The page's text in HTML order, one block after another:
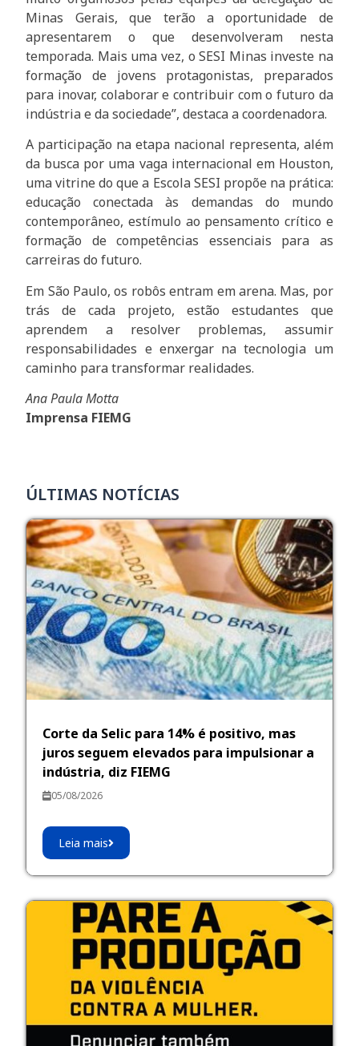
Minas Gerais, que terão a oportunidade de
apresentarem o que desenvolveram nesta
temporada. Mais uma vez, o SESI Minas investe na
formação de jovens protagonistas, preparados
para inovar, colaborar e contribuir com o futuro da
indústria e da sociedade”, destaca a coordenadora.
A participação na etapa nacional representa, além
da busca por uma vaga internacional em Houston,
uma vitrine do que a Escola SESI propõe na prática:
educação conectada às demandas do mundo
contemporâneo, estímulo ao pensamento crítico e
formação de competências essenciais para as
carreiras do futuro.
Em São Paulo, os robôs entram em arena. Mas, por
trás de cada projeto, estão estudantes que
aprendem a resolver problemas, assumir
responsabilidades e enxergar na tecnologia um
caminho para transformar realidades.
Ana Paula Motta
Imprensa FIEMG
ÚLTIMAS NOTÍCIAS
Corte da Selic para 14% é positivo, mas
juros seguem elevados para impulsionar a
indústria, diz FIEMG
05/08/2026
Leia mais